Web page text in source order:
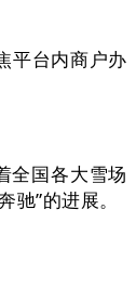
平台内商户办
国各大雪场
”的进展。